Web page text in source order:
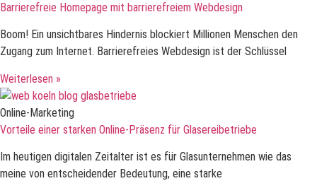
Barrierefreie Homepage mit barrierefreiem Webdesign
Boom! Ein unsichtbares Hindernis blockiert Millionen Menschen den
Zugang zum Internet. Barrierefreies Webdesign ist der Schlüssel
Weiterlesen »
Online-Marketing
Vorteile einer starken Online-Präsenz für Glasereibetriebe
Im heutigen digitalen Zeitalter ist es für Glasunternehmen wie das
meine von entscheidender Bedeutung, eine starke